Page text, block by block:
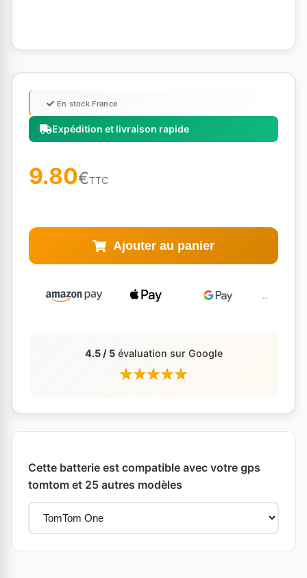
Expédition et livraison rapide
En stock France
9.80€TTC
Ajouter au panier
4.5 / 5évaluation sur Google
Cette batterie est compatible avec votre gps
tomtom et 25 autres modèles